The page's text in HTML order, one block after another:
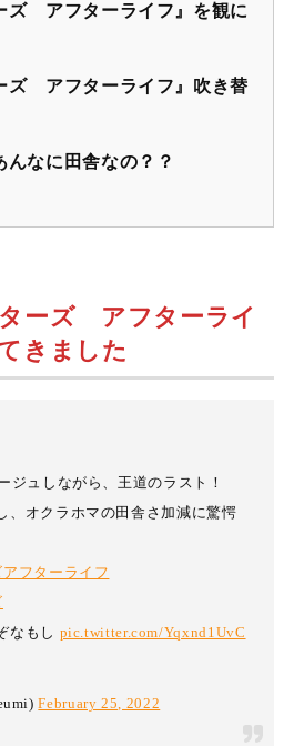
ズ アフターライフ』を観に
ズ アフターライフ』吹き替
んなに田舎なの？？
ターズ アフターライ
きました
ジュしながら、王道のラスト！
、オクラホマの田舎さ加減に驚愕
フターライフ
なもし pic.twitter.com/Yqxnd1UvC
February 25, 2022